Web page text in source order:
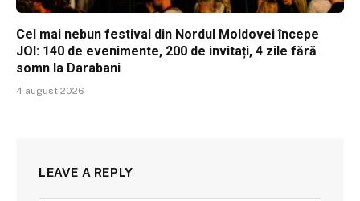
Cel mai nebun festival din Nordul Moldovei începe
JOI: 140 de evenimente, 200 de invitați, 4 zile fără
somn la Darabani
4 august 2026
LEAVE A REPLY